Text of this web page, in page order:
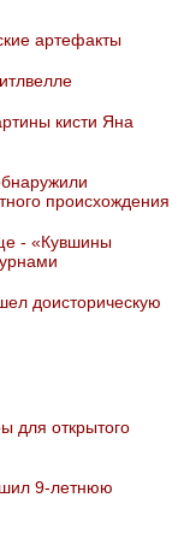
артефакты
кисти Яна
происхождения
- «Кувшины
доисторическую
для открытого
9-летнюю